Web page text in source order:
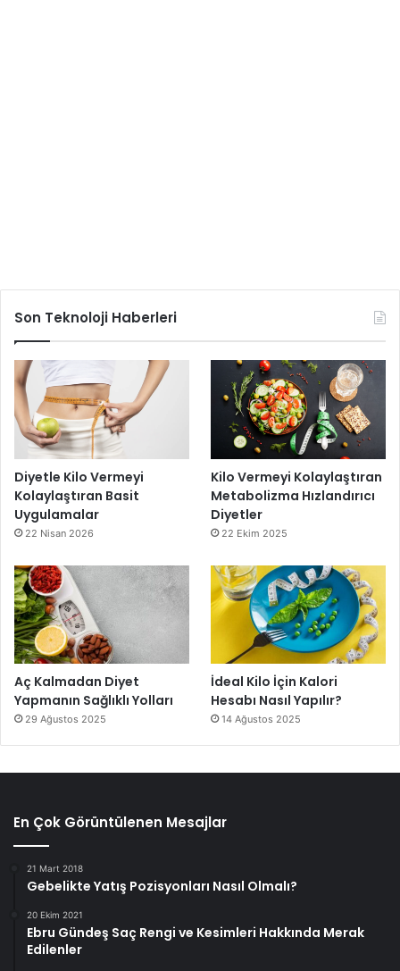
Son Teknoloji Haberleri
Diyetle Kilo Vermeyi
Kolaylaştıran Basit
Uygulamalar
22 Nisan 2026
Kilo Vermeyi Kolaylaştıran
Metabolizma Hızlandırıcı
Diyetler
22 Ekim 2025
Aç Kalmadan Diyet
Yapmanın Sağlıklı Yolları
29 Ağustos 2025
İdeal Kilo İçin Kalori
Hesabı Nasıl Yapılır?
14 Ağustos 2025
En Çok Görüntülenen Mesajlar
21 Mart 2018
Gebelikte Yatış Pozisyonları Nasıl Olmalı?
20 Ekim 2021
Ebru Gündeş Saç Rengi ve Kesimleri Hakkında Merak
Edilenler